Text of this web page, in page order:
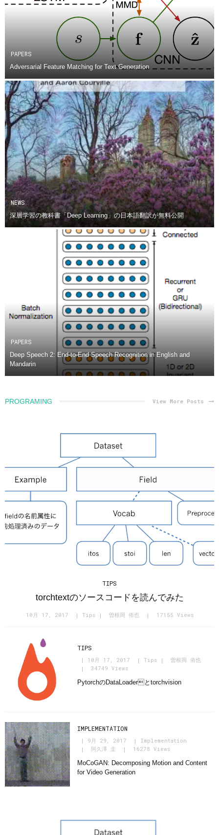
PAPERS
Adversarial Feature Matching for Text Generation
NEWS
深層学習の教科書「Deep Learning」の日本語翻訳が無料公開
PAPERS
Deep Speech 2: End-to-End Speech Recognition in English and
Mandarin
PROGRAMING View More Posts
TIPS
torchtextのソースコードを読んでみた
10月 17, 2017 Tips 曽根岡 侑也 17155 Views
TIPS
10月 17, 2017 Tips
曽根岡 侑也
34749 Views
PytorchのDataLoaderとtorchvision
IMPLEMENTATION
9月 29, 2017
Implementation
阿久澤 圭
16278 Views
MoCoGAN: Decomposing Motion and Content
for Video Generation